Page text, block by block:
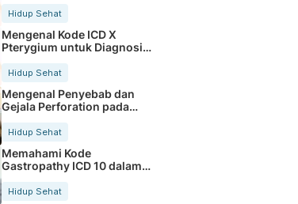
Hidup Sehat
Mengenal Kode ICD X
Pterygium untuk Diagnosis
Hidup Sehat
Mengenal Penyebab dan
Gejala Perforation pada
Tubuh
Hidup Sehat
Memahami Kode
Gastropathy ICD 10 dalam
Rekam Medis Pasien
Hidup Sehat